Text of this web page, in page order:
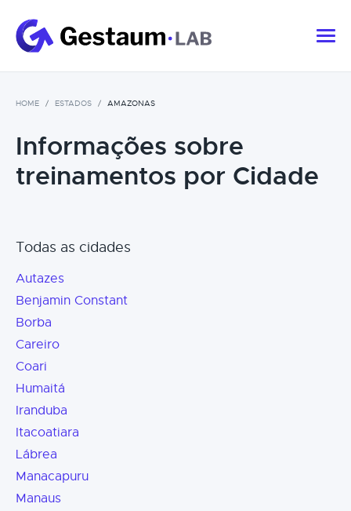
HOME ESTADOS AMAZONAS
Informações sobre
treinamentos por Cidade
Todas as cidades
Autazes
Benjamin Constant
Borba
Careiro
Coari
Humaitá
Iranduba
Itacoatiara
Lábrea
Manacapuru
Manaus